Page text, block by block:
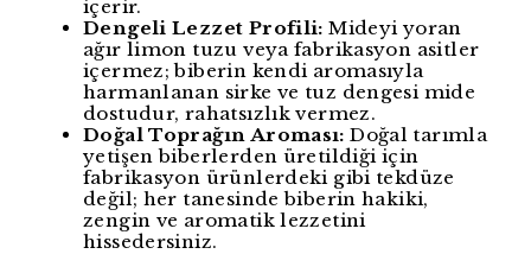
içerir.
Dengeli Lezzet Profili: Mideyi yoran
ağır limon tuzu veya fabrikasyon asitler
içermez; biberin kendi aromasıyla
harmanlanan sirke ve tuz dengesi mide
dostudur, rahatsızlık vermez.
Doğal Toprağın Aroması: Doğal tarımla
yetişen biberlerden üretildiği için
fabrikasyon ürünlerdeki gibi tekdüze
değil; her tanesinde biberin hakiki,
zengin ve aromatik lezzetini
hissedersiniz.